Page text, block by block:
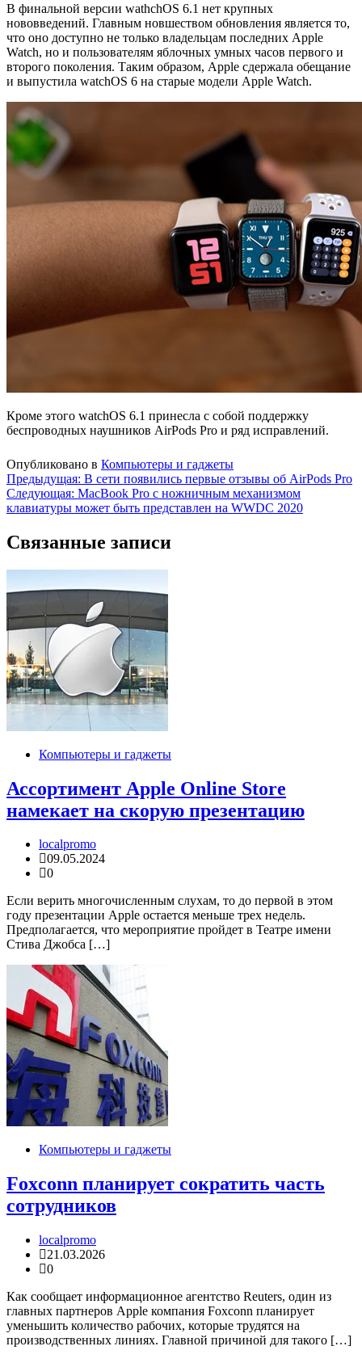
В финальной версии wathchOS 6.1 нет крупных
нововведений. Главным новшеством обновления является то,
что оно доступно не только владельцам последних Apple
Watch, но и пользователям яблочных умных часов первого и
второго поколения. Таким образом, Apple сдержала обещание
и выпустила watchOS 6 на старые модели Apple Watch.
Кроме этого watchOS 6.1 принесла с собой поддержку
беспроводных наушников AirPods Pro и ряд исправлений.
Опубликовано в Компьютеры и гаджеты
Навигация
по
Предыдущая: В сети появились первые отзывы об AirPods Pro
Следующая: MacBook Pro с ножничным механизмом
клавиатуры может быть представлен на WWDC 2020
Связанные записи
Компьютеры и гаджеты
Ассортимент Apple Online Store
намекает на скорую презентацию
localpromo
09.05.2024
0
Если верить многочисленным слухам, то до первой в этом
году презентации Apple остается меньше трех недель.
Предполагается, что мероприятие пройдет в Театре имени
Стива Джобса […]
Компьютеры и гаджеты
Foxconn планирует сократить часть
сотрудников
localpromo
21.03.2026
0
Как сообщает информационное агентство Reuters, один из
главных партнеров Apple компания Foxconn планирует
уменьшить количество рабочих, которые трудятся на
производственных линиях. Главной причиной для такого […]